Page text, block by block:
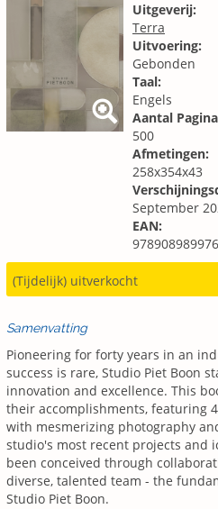
Uitgeverij:
Terra
Uitvoering:
Gebonden
Taal:
Engels
Aantal
500
Afmetingen:
258x354x43
September
EAN:
(Tijdelijk) uitverkocht
Samenvatting
Pioneering for forty years in an
success is rare, Studio Piet Boon
innovation and excellence. This
their accomplishments, featuring
with mesmerizing photography
studio's most recent projects and
been conceived through
diverse, talented team - the
Studio Piet Boon.